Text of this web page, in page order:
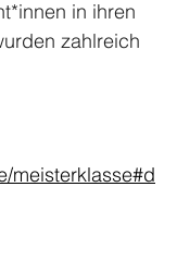
in ihren
zahlreich
meisterklasse#d